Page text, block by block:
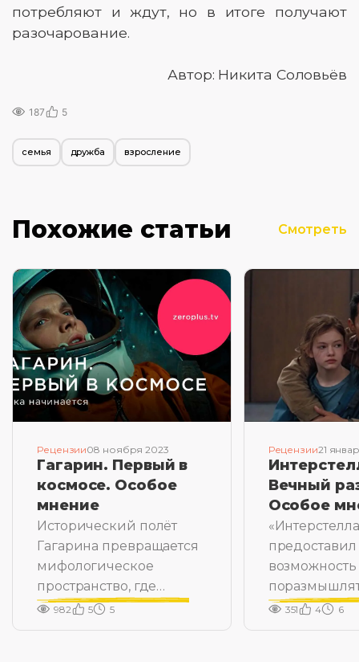
потребляют и ждут, но в итоге получают
разочарование.
Автор: Никита Соловьёв
187 5
семья дружба взросление
Похожие статьи Смотреть
Рецензии08 ноября 2023
Гагарин. Первый в
космосе. Особое
мнение
Исторический полёт
Гагарина превращается
мифологическое
пространство, где
рождается Герой
982 5 5
Рецензии21
Вечный
Особое
предоставил
множестве
тем.
351 4 6